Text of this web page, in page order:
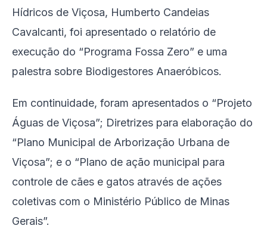
Hídricos de Viçosa, Humberto Candeias
Cavalcanti, foi apresentado o relatório de
execução do “Programa Fossa Zero” e uma
palestra sobre Biodigestores Anaeróbicos.
Em continuidade, foram apresentados o “Projeto
Águas de Viçosa”; Diretrizes para elaboração do
“Plano Municipal de Arborização Urbana de
Viçosa”; e o “Plano de ação municipal para
controle de cães e gatos através de ações
coletivas com o Ministério Público de Minas
Gerais”.